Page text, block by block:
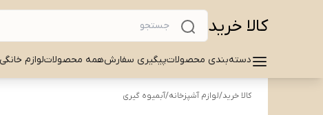
کالا خرید
دسته‌بندی محصولاتپیگیری سفارشهمه محصولاتلوازم
کالا خرید/لوازم آشپزخانه/آبمیوه گیری